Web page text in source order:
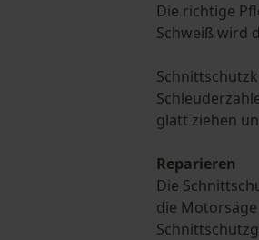
Die richtige
Schweiß wird
glatt ziehen
Reparieren
Die
die